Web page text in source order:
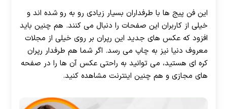
این فن پیج ها با طرفداران بسیار زیادی رو به رو شده اند و
خیلی از کاربران این صفحات را دنبال می‌ کنند. هم چنین باید
افزود که عکس های جدید این رپران بر روی خیلی از مجلات
معروف دنیا نیز به چاپ می رسد. اگر شما هم طرفدار رپران
کره ای هستید، می‌ توانید به راحتی عکس آن ها را در صفحه
های مجازی و هم چنین اینترنت مشاهده کنید.